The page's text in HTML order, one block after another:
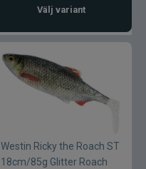
Välj variant
Westin Ricky the Roach ST
18cm/85g Glitter Roach